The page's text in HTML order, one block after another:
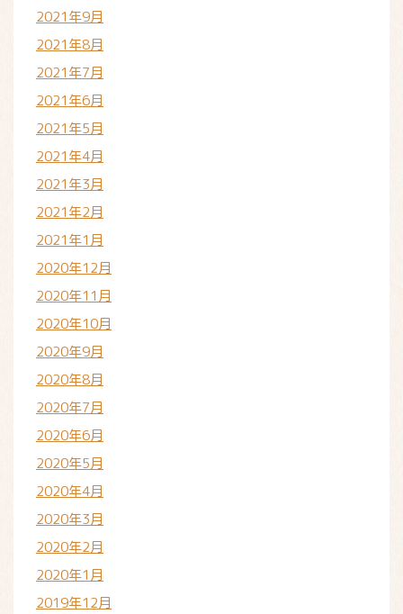
2021年9月
2021年8月
2021年7月
2021年6月
2021年5月
2021年4月
2021年3月
2021年2月
2021年1月
2020年12月
2020年11月
2020年10月
2020年9月
2020年8月
2020年7月
2020年6月
2020年5月
2020年4月
2020年3月
2020年2月
2020年1月
2019年12月